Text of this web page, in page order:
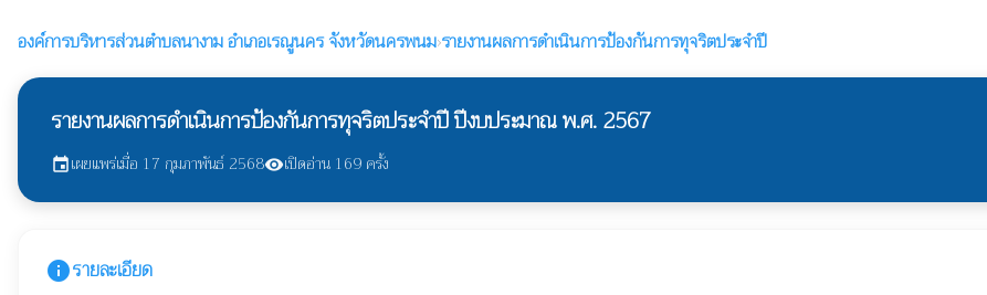
องค์การบริหารส่วนตำบลนางามอำเภอเรณูนคร จังหวัดนครพนม›รายงานผลการดำเนินการป้องกันการทุจริตประจำปี
รายงานผลการดำเนินการป้องกันการทุจริตประจำปี ปีงบประมาณ พ.ศ. 2567
eventเผยแพร่เมื่อ 17 กุมภาพันธ์ 2568visibilityเปิดอ่าน 169 ครั้ง
infoรายละเอียด